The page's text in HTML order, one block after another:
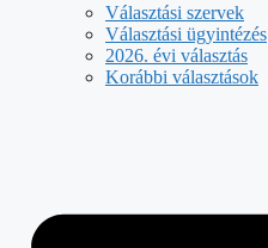
Választási szervek
Választási ügyintézés
2026. évi választás
Korábbi választások